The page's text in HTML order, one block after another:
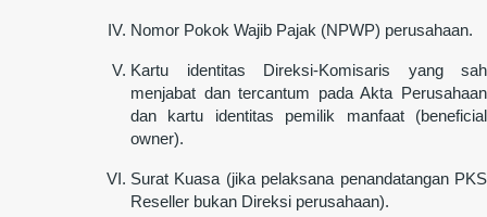
Nomor Pokok Wajib Pajak (NPWP) perusahaan.
Kartu identitas Direksi-Komisaris yang sah
menjabat dan tercantum pada Akta Perusahaan
dan kartu identitas pemilik manfaat (beneficial
owner).
Surat Kuasa (jika pelaksana penandatangan PKS
Reseller bukan Direksi perusahaan).